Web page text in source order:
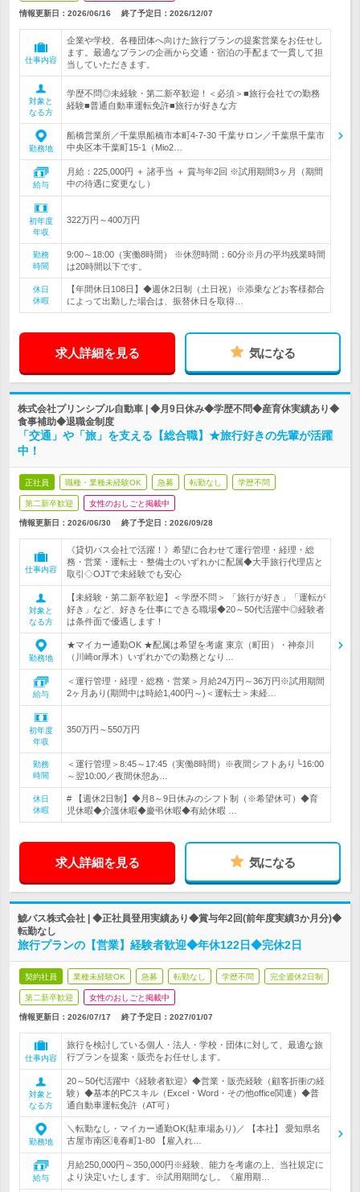
情報更新日：2026/06/16 終了予定日： 2026/12/07
仕事内容
企業や学校、各種団体へ向けた旅行プランの提案営業をお任せし
ます。最適なプランの企画から交通・宿泊の手配まで一貫して担
当していただきます。
対象と
なる方
学歴不問◎未経験・第二新卒歓迎！＜必須＞■旅行会社での勤務
経験■普通自動車運転免許■旅行が好きな方
勤務地
船橋営業所／千葉県船橋市本町4-7-30 千葉サロン／千葉県千葉市
中央区本千葉町15-1（Mio2…
給与
月給：225,000円 ＋ 諸手当 ＋ 賞与年2回 ※試用期間3ヶ月（期間
中の待遇に変更なし）
初年度
年収
322万円～400万円
勤務
時間
9:00～18:00（実働8時間） ※休憩時間：60分※月の平均残業時間
は20時間以下です。
休日
休暇
【年間休日108日】◆週休2日制（土日祝）※添乗などお客様都合
によって出勤した場合は、振替休日を取得…
求人詳細を見る 気になる
株式会社プリンシプル自動車 | ◆月9日休み◆学歴不問◆産育休実績あり◆
食事補助◆退職金制度
「交通」や「旅」を支える【総合職】★旅行好きの先輩が活躍
中！
正社員 職種・業種未経験OK 急募 転勤なし 学歴不問
第二新卒歓迎 女性のおしごと掲載中
情報更新日：2026/06/30 終了予定日： 2026/09/28
仕事内容
《貸切バス会社で活躍！》希望に合わせて運行管理・経理・総
務・営業・運転士・整備士のいずれかに配属◆大手旅行代理店と
取引◇OJTで未経験でも安心
対象と
なる方
【未経験・第二新卒歓迎】＜学歴不問＞ 「旅行が好き」「運転が
好き」など、好きを仕事にできる職場◆20～50代活躍中◎経験者
は条件面で優遇します！
勤務地
★マイカー通勤OK ★配属は希望を考慮 東京（町田）・神奈川
（川崎or厚木）いずれかでの勤務となり…
給与
＜運行管理・経理・総務・営業＞月給24万円～36万円※試用期間
2ヶ月あり(期間中は時給1,400円～)＜運転士＞未経…
初年度
年収
350万円～550万円
勤務
時間
＜運行管理＞8:45～17:45（実働8時間）※夜間シフトあり└16:00
～翌10:00／夜間休憩あ…
休日
休暇
# 【週休2日制】◆月8～9日休みのシフト制（※希望休可）◆育
児休暇◆介護休暇◆慶弔休暇◆有給休暇 …
求人詳細を見る 気になる
鯱バス株式会社 | ◆正社員登用実績あり◆賞与年2回(前年度実績3か月分)◆
転勤なし
旅行プランの【営業】経験者歓迎◆年休122日◆完休2日
契約社員 業種未経験OK 急募 転勤なし 学歴不問 完全週休2日制
第二新卒歓迎 女性のおしごと掲載中
情報更新日：2026/07/17 終了予定日： 2027/01/07
仕事内容
旅行を検討している個人・法人・学校・団体に対して、最適な旅
行プランを提案・販売をお任せします。
対象と
なる方
20～50代活躍中《経験者歓迎》◆営業・販売経験（顧客折衝の経
験）◆基本的PCスキル（Excel・Word・その他office関連）◆普
通自動車運転免許（AT可）
勤務地
＼転勤なし・マイカー通勤OK(駐車場あり)／ 【本社】 愛知県名
古屋市南区滝春町1-80 【雇入れ…
給与
月給250,000円～350,000円※経験、能力を考慮の上、当社規定に
より決定いたします。※試用期間なし。《雇用期…